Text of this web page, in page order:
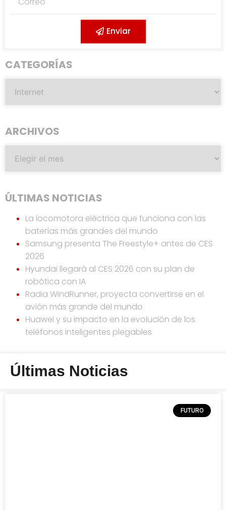
Enviar
CATEGORÍAS
ARCHIVOS
ÚLTIMAS NOTICIAS
La locomotora eléctrica que funciona con las
baterías más grandes del mundo
Samsung presenta The Freestyle+ antes de CES
2026
Hyundai llegará al CES 2026 con su plan de
robótica con IA
Radia WindRunner, proyecta convertirse en el
avión más grande del mundo
Huawei y su impacto en la evolución de los
teléfonos inteligentes plegables
Últimas Noticias
FUTURO